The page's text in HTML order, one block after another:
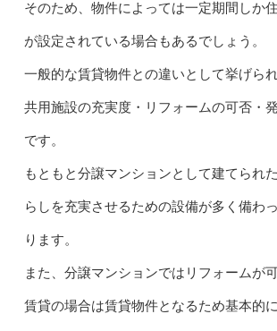
そのため、物件によっては一定期間しか
が設定されている場合もあるでしょう。
一般的な賃貸物件との違いとして挙げら
共用施設の充実度・リフォームの可否・
です。
もともと分譲マンションとして建てられ
らしを充実させるための設備が多く備わ
ります。
また、分譲マンションではリフォームが
賃貸の場合は賃貸物件となるため基本的